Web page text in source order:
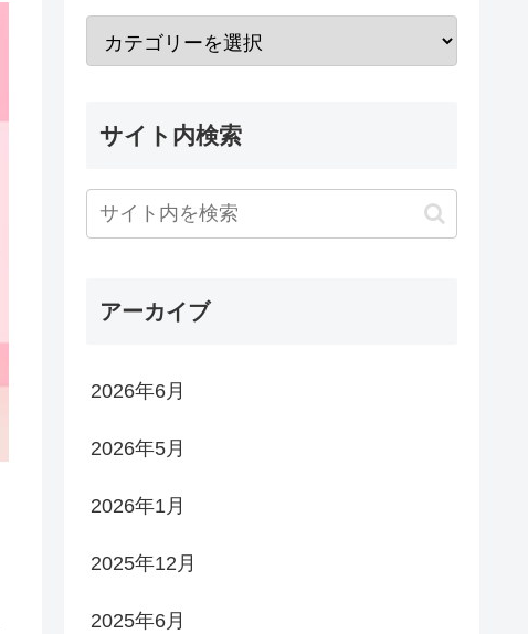
サイト内検索
アーカイブ
2026年6月
2026年5月
2026年1月
2025年12月
2025年6月